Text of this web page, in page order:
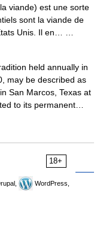
viande) est une sorte
sont la viande de
Unis. Il en… …
held annually in
may be described as
San Marcos, Texas at
to its permanent…
18+
WordPress,